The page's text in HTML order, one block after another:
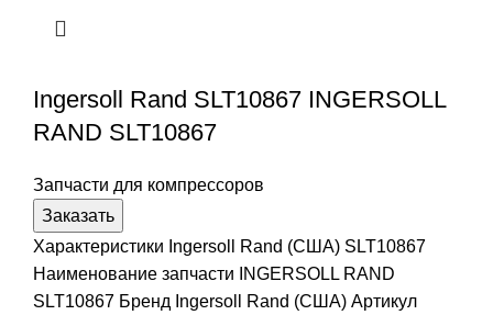
Ingersoll Rand SLT10867 INGERSOLL
RAND SLT10867
Запчасти для компрессоров
Заказать
Характеристики Ingersoll Rand (США) SLT10867
Наименование запчасти INGERSOLL RAND
SLT10867 Бренд Ingersoll Rand (США) Артикул